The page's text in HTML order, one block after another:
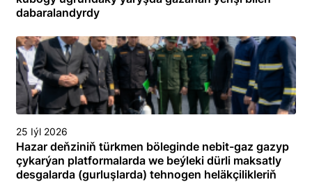
dabaralandyrdy
25 Iýl 2026
Hazar deňziniň türkmen böleginde nebit-gaz gazyp
çykarýan platformalarda we beýleki dürli maksatly
desgalarda (gurluşlarda) tehnogen heläkçilikleriň